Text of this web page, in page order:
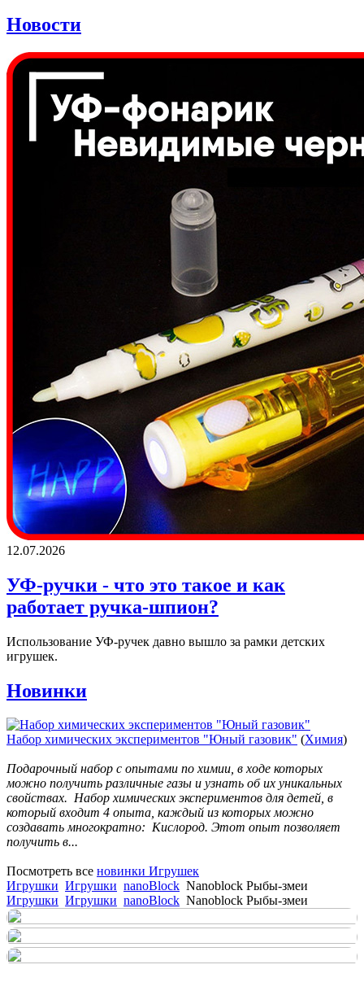
Новости
12.07.2026
УФ-ручки - что это такое и как
работает ручка-шпион?
Использование УФ-ручек давно вышло за рамки детских
игрушек.
Новинки
Набор химических экспериментов "Юный газовик" (Химия)
Подарочный набор с опытами по химии, в ходе которых
можно получить различные газы и узнать об их уникальных
свойствах. Набор химических экспериментов для детей, в
который входит 4 опыта, каждый из которых можно
создавать многократно: Кислород. Этот опыт позволяет
получить в...
Посмотреть все новинки Игрушек
Игрушки Игрушки nanoBlock Nanoblock Рыбы-змеи
Игрушки Игрушки nanoBlock Nanoblock Рыбы-змеи